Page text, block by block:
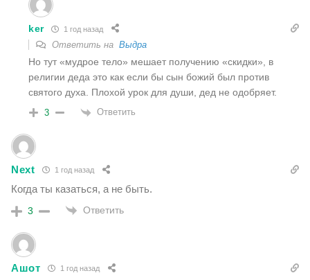
ker 1 год назад
Ответить на Выдра
Но тут «мудрое тело» мешает получению «скидки», в
религии деда это как если бы сын божий был против
святого духа. Плохой урок для души, дед не одобряет.
3 Ответить
Next 1 год назад
Когда ты казаться, а не быть.
3 Ответить
Ашот 1 год назад